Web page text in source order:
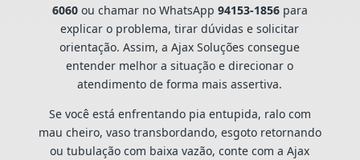
6060ou chamar no WhatsApp 94153-1856para
explicar o problema, tirar dúvidas e solicitar
orientação. Assim, a Ajax Soluções consegue
entender melhor a situação e direcionar o
atendimento de forma mais assertiva.
Se você está enfrentando pia entupida, ralo com
mau cheiro, vaso transbordando, esgoto retornando
ou tubulação com baixa vazão, conte com a Ajax